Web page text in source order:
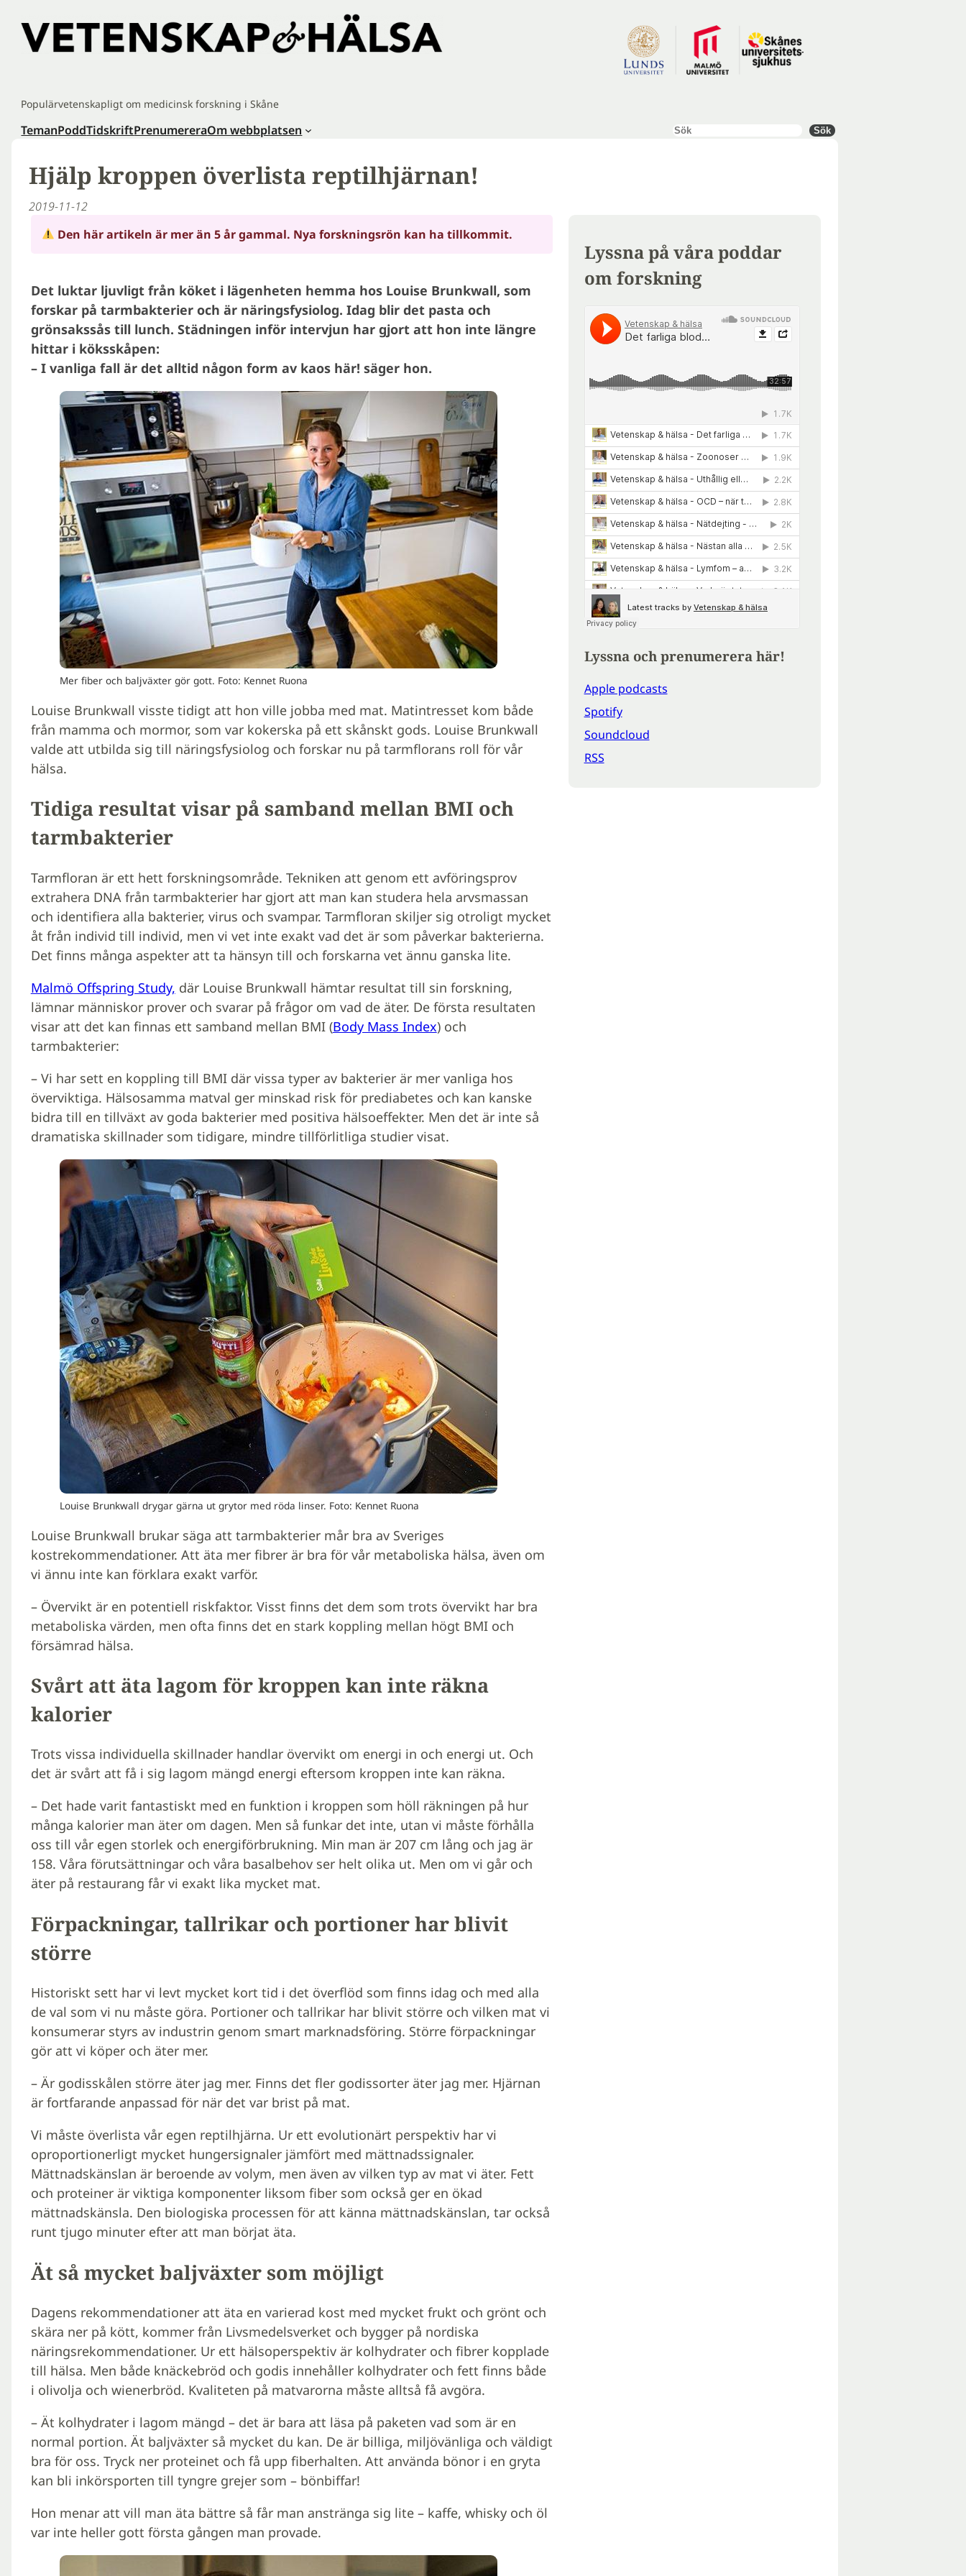
innehåll
Populärvetenskapligt om medicinsk forskning i Skåne
TemanPoddTidskriftPrenumereraOm webbplatsen Sök Sök
Hjälp kroppen överlista reptilhjärnan!
2019-11-12
Den här artikeln är mer än 5 år gammal. Nya forskningsrön kan ha tillkommit.
Det luktar ljuvligt från köket i lägenheten hemma hos Louise Brunkwall, som
forskar på tarmbakterier och är näringsfysiolog. Idag blir det pasta och
grönsakssås till lunch. Städningen inför intervjun har gjort att hon inte längre
hittar i köksskåpen:
– I vanliga fall är det alltid någon form av kaos här! säger hon.
Mer fiber och baljväxter gör gott. Foto: Kennet Ruona
Louise Brunkwall visste tidigt att hon ville jobba med mat. Matintresset kom både
från mamma och mormor, som var kokerska på ett skånskt gods. Louise Brunkwall
valde att utbilda sig till näringsfysiolog och forskar nu på tarmflorans roll för vår
hälsa.
Tidiga resultat visar på samband mellan BMI och
tarmbakterier
Tarmfloran är ett hett forskningsområde. Tekniken att genom ett avföringsprov
extrahera DNA från tarmbakterier har gjort att man kan studera hela arvsmassan
och identifiera alla bakterier, virus och svampar. Tarmfloran skiljer sig otroligt mycket
åt från individ till individ, men vi vet inte exakt vad det är som påverkar bakterierna.
Det finns många aspekter att ta hänsyn till och forskarna vet ännu ganska lite.
Malmö Offspring Study, där Louise Brunkwall hämtar resultat till sin forskning,
lämnar människor prover och svarar på frågor om vad de äter. De första resultaten
visar att det kan finnas ett samband mellan BMI (Body Mass Index) och
tarmbakterier:
– Vi har sett en koppling till BMI där vissa typer av bakterier är mer vanliga hos
överviktiga. Hälsosamma matval ger minskad risk för prediabetes och kan kanske
bidra till en tillväxt av goda bakterier med positiva hälsoeffekter. Men det är inte så
dramatiska skillnader som tidigare, mindre tillförlitliga studier visat.
Louise Brunkwall drygar gärna ut grytor med röda linser. Foto: Kennet Ruona
Louise Brunkwall brukar säga att tarmbakterier mår bra av Sveriges
kostrekommendationer. Att äta mer fibrer är bra för vår metaboliska hälsa, även om
vi ännu inte kan förklara exakt varför.
– Övervikt är en potentiell riskfaktor. Visst finns det dem som trots övervikt har bra
metaboliska värden, men ofta finns det en stark koppling mellan högt BMI och
försämrad hälsa.
Svårt att äta lagom för kroppen kan inte räkna
kalorier
Trots vissa individuella skillnader handlar övervikt om energi in och energi ut. Och
det är svårt att få i sig lagom mängd energi eftersom kroppen inte kan räkna.
– Det hade varit fantastiskt med en funktion i kroppen som höll räkningen på hur
många kalorier man äter om dagen. Men så funkar det inte, utan vi måste förhålla
oss till vår egen storlek och energiförbrukning. Min man är 207 cm lång och jag är
158. Våra förutsättningar och våra basalbehov ser helt olika ut. Men om vi går och
äter på restaurang får vi exakt lika mycket mat.
Förpackningar, tallrikar och portioner har blivit
större
Historiskt sett har vi levt mycket kort tid i det överflöd som finns idag och med alla
de val som vi nu måste göra. Portioner och tallrikar har blivit större och vilken mat vi
konsumerar styrs av industrin genom smart marknadsföring. Större förpackningar
gör att vi köper och äter mer.
– Är godisskålen större äter jag mer. Finns det fler godissorter äter jag mer. Hjärnan
är fortfarande anpassad för när det var brist på mat.
Vi måste överlista vår egen reptilhjärna. Ur ett evolutionärt perspektiv har vi
oproportionerligt mycket hungersignaler jämfört med mättnadssignaler.
Mättnadskänslan är beroende av volym, men även av vilken typ av mat vi äter. Fett
och proteiner är viktiga komponenter liksom fiber som också ger en ökad
mättnadskänsla. Den biologiska processen för att känna mättnadskänslan, tar också
runt tjugo minuter efter att man börjat äta.
Ät så mycket baljväxter som möjligt
Dagens rekommendationer att äta en varierad kost med mycket frukt och grönt och
skära ner på kött, kommer från Livsmedelsverket och bygger på nordiska
näringsrekommendationer. Ur ett hälsoperspektiv är kolhydrater och fibrer kopplade
till hälsa. Men både knäckebröd och godis innehåller kolhydrater och fett finns både
i olivolja och wienerbröd. Kvaliteten på matvarorna måste alltså få avgöra.
– Ät kolhydrater i lagom mängd – det är bara att läsa på paketen vad som är en
normal portion. Ät baljväxter så mycket du kan. De är billiga, miljövänliga och väldigt
bra för oss. Tryck ner proteinet och få upp fiberhalten. Att använda bönor i en gryta
kan bli inkörsporten till tyngre grejer som – bönbiffar!
Hon menar att vill man äta bättre så får man anstränga sig lite – kaffe, whisky och öl
var inte heller gott första gången man provade.
Lyssna på våra poddar
om forskning
Lyssna och prenumerera här!
Apple podcasts
Spotify
Soundcloud
RSS